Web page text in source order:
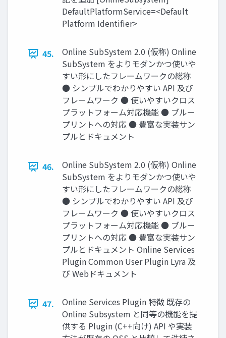
DefaultPlatformService=<Default
Platform Identifier>
45.
Online SubSystem 2.0 (仮称) Online
SubSystem をよりモダンかつ使いや
すい形にしたフレームワークの総称
● シンプルでわかりやすい API 及び
フレームワーク ● 使いやすいクロス
プラットフォーム対応機能 ● ブルー
プリントへの対応 ● 豊富な実装サン
プルとドキュメント
46.
Online SubSystem 2.0 (仮称) Online
SubSystem をよりモダンかつ使いや
すい形にしたフレームワークの総称
● シンプルでわかりやすい API 及び
フレームワーク ● 使いやすいクロス
プラットフォーム対応機能 ● ブルー
プリントへの対応 ● 豊富な実装サン
プルとドキュメント Online Services
Plugin Common User Plugin Lyra 及
び Webドキュメント
47.
Online Services Plugin 特徴 既存の
Online Subsystem と同等の機能を提
供する Plugin (C++向け) API や実装